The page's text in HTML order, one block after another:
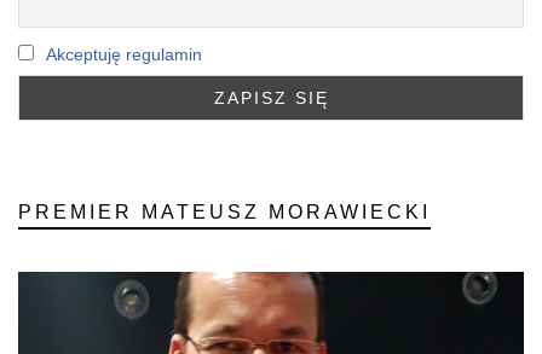
Akceptuję regulamin
PREMIER MATEUSZ MORAWIECKI